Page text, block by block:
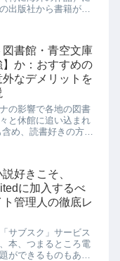
出版社から書籍が出
訳」という作業が必
で、同じ作品でも
書館・青空文庫
か：おすすめの
なデメリットを
の影響で各地の図書
と休館に追い込まれ
め、読書好きの方は
本を読みたい！」と
込むわけではあり...
好きこそ、
に加入するべ
管理人の徹底レ
サブスク」サービス
本、つまるところ電
ができるものもあり